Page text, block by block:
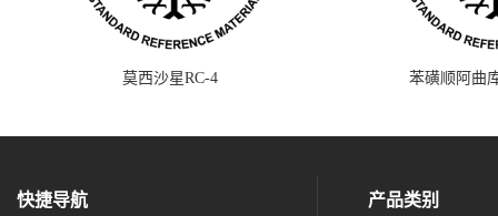
莫西沙星RC-4 苯磺顺阿曲
快捷导航 产品类别